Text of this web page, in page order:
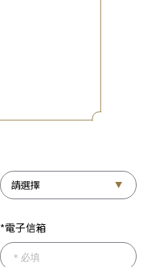
*電子信箱